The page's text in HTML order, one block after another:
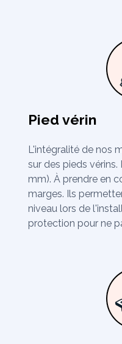
Pied vérin
L'intégralité de nos
sur des pieds
mm). À prendre en
marges. Ils
niveau lors de
protection pour ne